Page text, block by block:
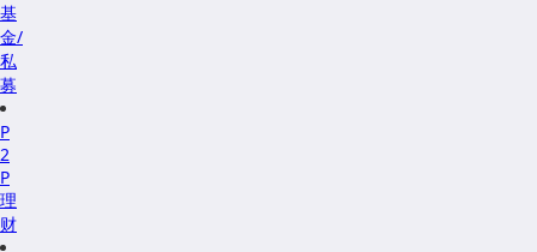
基
金/
私
募
P
2
P
理
财